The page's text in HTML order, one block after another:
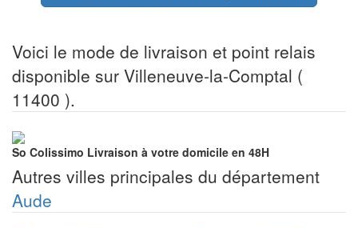
Voici le mode de livraison et point relais
disponible sur Villeneuve-la-Comptal (
11400 ).
So Colissimo Livraison à votre domicile en 48H
Autres villes principales du département
Aude